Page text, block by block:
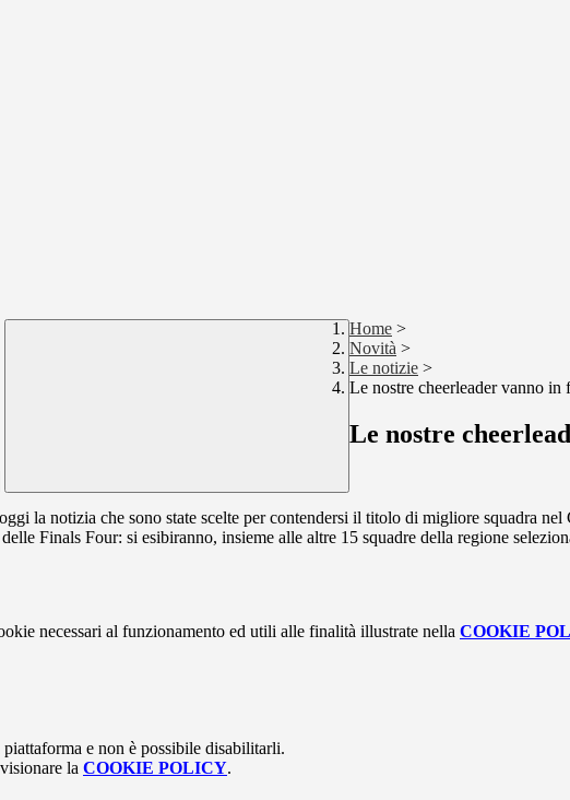
Home >
Novità >
Le notizie >
Le nostre cheerleader vanno in
Le nostre
la notizia che sono state scelte per contendersi il titolo di migliore squadra
Finals Four: si esibiranno, insieme alle altre 15 squadre della regione
necessari al funzionamento ed utili alle finalità illustrate nella COOKIE
e non è possibile disabilitarli.
la COOKIE POLICY.